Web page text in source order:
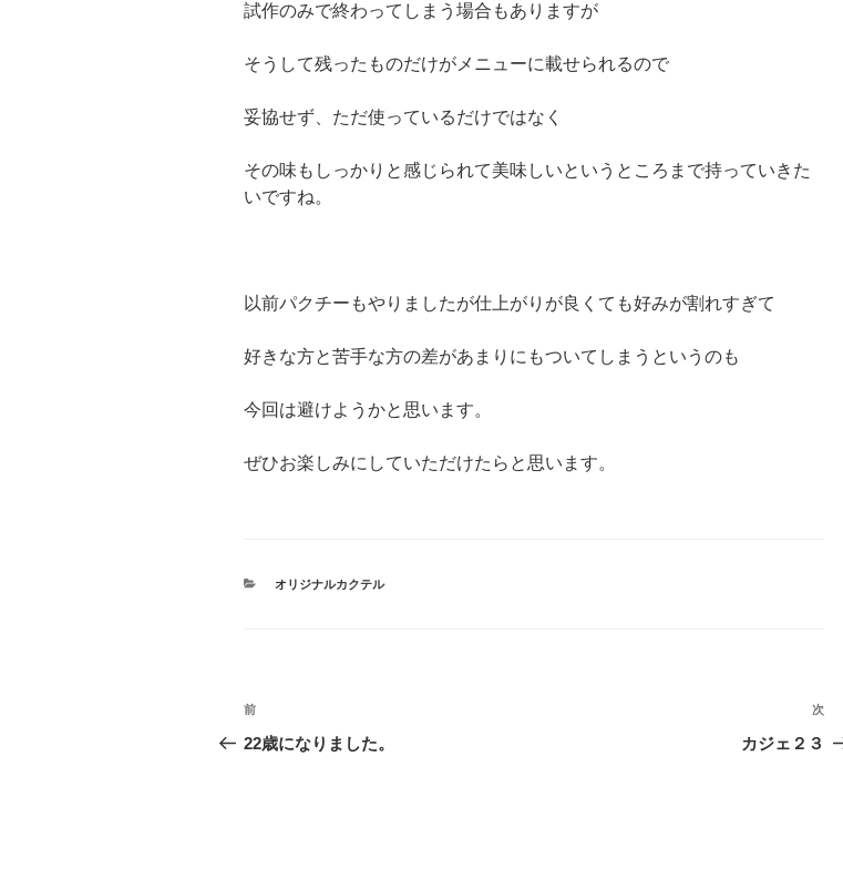
試作のみで終わってしまう場合もありますが
そうして残ったものだけがメニューに載せられるので
妥協せず、ただ使っているだけではなく
その味もしっかりと感じられて美味しいというところまで持っていきた
いですね。
以前パクチーもやりましたが仕上がりが良くても好みが割れすぎて
好きな方と苦手な方の差があまりにもついてしまうというのも
今回は避けようかと思います。
ぜひお楽しみにしていただけたらと思います。
カ
オリジナルカクテル
投
稿
前
の
前
22歳になりました。
次
の
次
カジェ２３